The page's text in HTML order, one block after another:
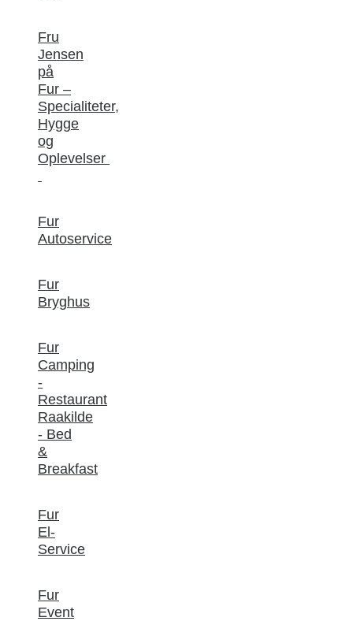
Fru
Jensen
på
Fur –
Specialiteter,
Hygge
og
Oplevelser
Fur
Autoservice
Fur
Bryghus
Fur
Camping
-
Restaurant
Raakilde
- Bed
&
Breakfast
Fur
El-
Service
Fur
Event